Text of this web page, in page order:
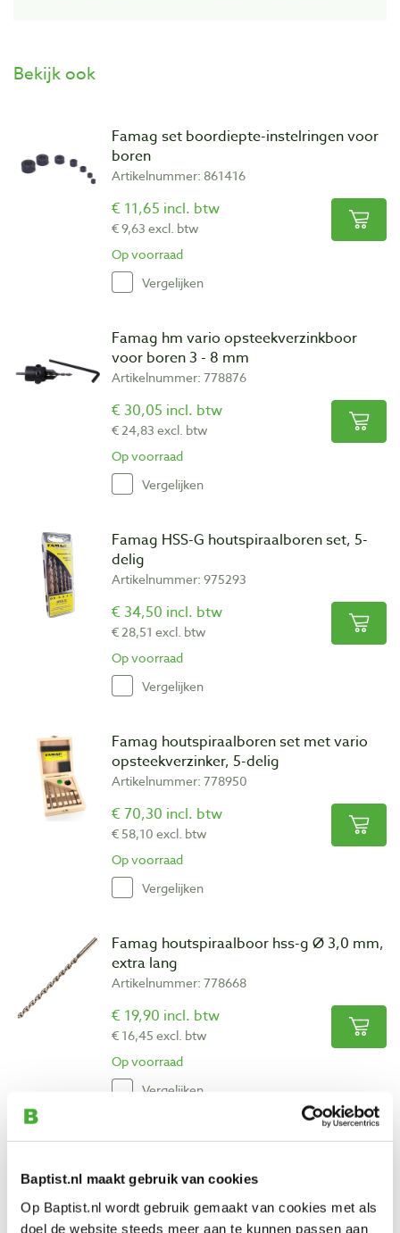
Baptist.nl maakt gebruik van cookies
Op Baptist.nl wordt gebruik gemaakt van cookies met als
doel de website steeds meer aan te kunnen passen aan
Bekijk ook
Famag set boordiepte-instelringen voor
boren
Artikelnummer: 861416
€ 11,65 incl. btw
€ 9,63 excl. btw
Op voorraad
Vergelijken
Famag hm vario opsteekverzinkboor
voor boren 3 - 8 mm
Artikelnummer: 778876
€ 30,05 incl. btw
€ 24,83 excl. btw
Op voorraad
Vergelijken
Famag HSS-G houtspiraalboren set, 5-
delig
Artikelnummer: 975293
€ 34,50 incl. btw
€ 28,51 excl. btw
Op voorraad
Vergelijken
Famag houtspiraalboren set met vario
opsteekverzinker, 5-delig
Artikelnummer: 778950
€ 70,30 incl. btw
€ 58,10 excl. btw
Op voorraad
Vergelijken
Famag houtspiraalboor hss-g Ø 3,0 mm,
extra lang
Artikelnummer: 778668
€ 19,90 incl. btw
€ 16,45 excl. btw
Op voorraad
Vergelijken
Famag houtspiraalboor hss-g Ø 4,0 mm,
Artikelnummer: 881964
€ 19,90 incl. btw